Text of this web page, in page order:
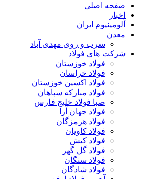
صفحه اصلی
اخبار
آلومینیوم ایران
معدن
سرب و روی مهدی آباد
شرکت های فولاد
فولاد خوزستان
فولاد خراسان
فولاد اکسین خوزستان
فولاد مبارکه سپاهان
صبا فولاد خلیج فارس
فولاد جهان آرا
فولاد هرمزگان
فولاد کاویان
فولاد کیش
فولاد گل گهر
فولاد سنگان
فولاد شادگان